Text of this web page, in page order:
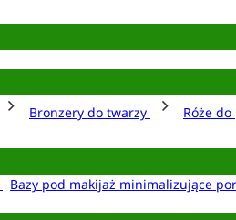
Bronzery do twarzy Róże
Bazy pod makijaż minimalizujące